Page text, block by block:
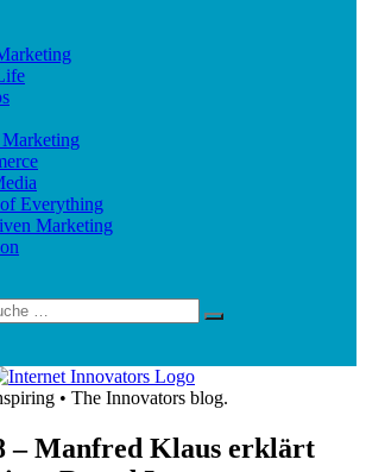
Everything
Marketing
• The Innovators blog.
– Manfred Klaus erklärt